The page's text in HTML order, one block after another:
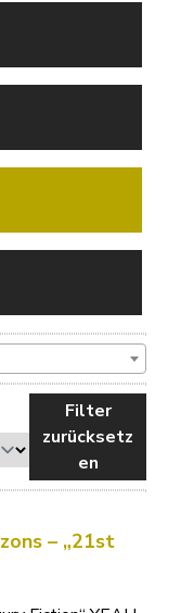
Filter
zurücksetz
en
– „21st